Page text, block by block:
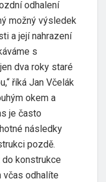
odhalení
možný výsledek
a její nahrazení
s
dva roky staré
říká Jan Včelák
okem a
je často
následky
pozdě.
konstrukce
včas odhalíte